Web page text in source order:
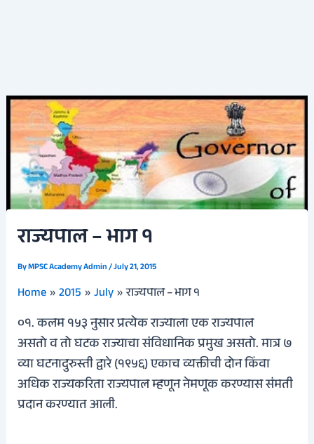
राज्यपाल – भाग १
ByMPSC Academy Admin/July 21, 2015
Home 2015 July राज्यपाल – भाग १
०१. कलम १५३ नुसार प्रत्येक राज्याला एक राज्यपाल
असतो व तो घटक राज्याचा संविधानिक प्रमुख असतो. मात्र ७
व्या घटनादुरुस्ती द्वारे (१९५६) एकाच व्यक्तीची दोन किंवा
अधिक राज्यकरिता राज्यपाल म्हणून नेमणूक करण्यास संमती
प्रदान करण्यात आली.